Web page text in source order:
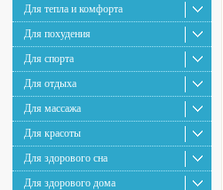
Для тепла и комфорта
Для похудения
Для спорта
Для отдыха
Для массажа
Для красоты
Для здорового сна
Для здорового дома